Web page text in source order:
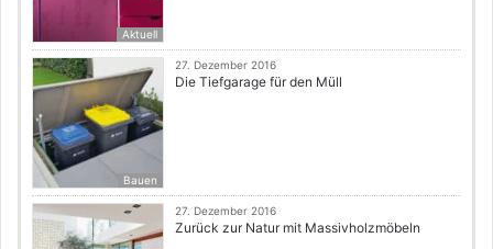
Aktuell
Bauen
27. Dezember 2016
Die Tiefgarage für den Müll
27. Dezember 2016
Zurück zur Natur mit Massivholzmöbeln